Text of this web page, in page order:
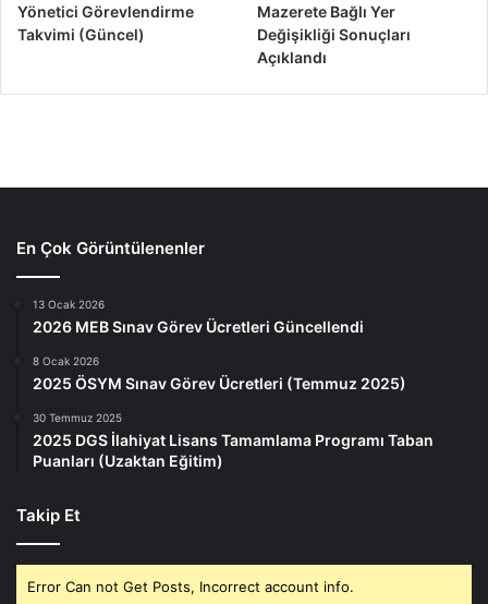
Yönetici Görevlendirme
Takvimi (Güncel)
Mazerete Bağlı Yer
Değişikliği Sonuçları
Açıklandı
En Çok Görüntülenenler
13 Ocak 2026
2026 MEB Sınav Görev Ücretleri Güncellendi
8 Ocak 2026
2025 ÖSYM Sınav Görev Ücretleri (Temmuz 2025)
30 Temmuz 2025
2025 DGS İlahiyat Lisans Tamamlama Programı Taban
Puanları (Uzaktan Eğitim)
Takip Et
Error Can not Get Posts, Incorrect account info.